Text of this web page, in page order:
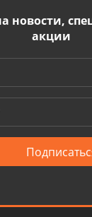
новости,
акции